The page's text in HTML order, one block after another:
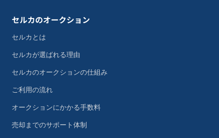
セルカのオークション
セルカとは
セルカが選ばれる理由
セルカのオークションの仕組み
ご利用の流れ
オークションにかかる手数料
売却までのサポート体制